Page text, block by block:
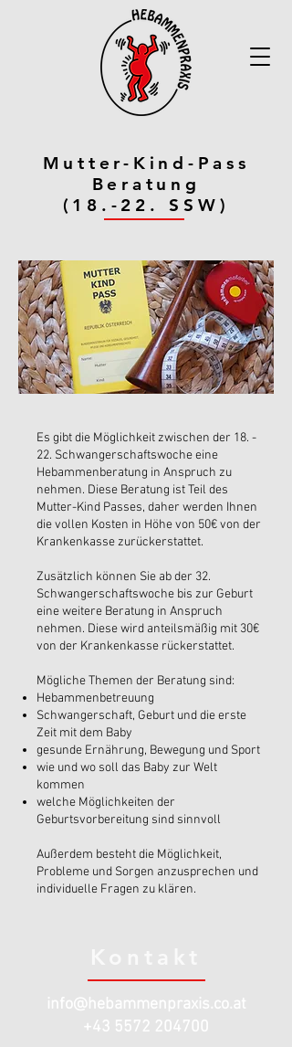
Mutter-Kind-Pass
Beratung
(18.-22. SSW)
Es gibt die Möglichkeit zwischen der 18. -
22. Schwangerschaftswoche eine
Hebammenberatung in Anspruch zu
nehmen. Diese Beratung ist Teil des
Mutter-Kind Passes, daher werden Ihnen
die vollen Kosten in Höhe von 50€ von der
Krankenkasse zurückerstattet.
Zusätzlich können Sie ab der 32.
Schwangerschaftswoche bis zur Geburt
eine weitere Beratung in Anspruch
nehmen. Diese wird anteilsmäßig mit 30€
von der Krankenkasse rückerstattet.
Mögliche Themen der Beratung sind:
Hebammenbetreuung
Schwangerschaft, Geburt und die erste
Zeit mit dem Baby
gesunde Ernährung, Bewegung und Sport
wie und wo soll das Baby zur Welt
kommen
welche Möglichkeiten der
Geburtsvorbereitung sind sinnvoll
Außerdem besteht die Möglichkeit,
Probleme und Sorgen anzusprechen und
individuelle Fragen zu klären.
info@hebammenpraxis.co.at
+43 5572 204700